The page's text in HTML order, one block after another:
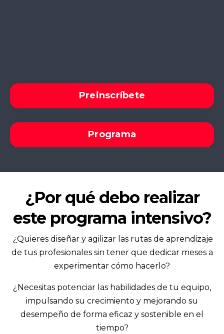
Preinscríbete
Programa
¿Por qué debo realizar
este programa intensivo?
¿Quieres diseñar y agilizar las rutas de aprendizaje
de tus profesionales sin tener que dedicar meses a
experimentar cómo hacerlo?
¿Necesitas potenciar las habilidades de tu equipo,
impulsando su crecimiento y mejorando su
desempeño de forma eficaz y sostenible en el
tiempo?